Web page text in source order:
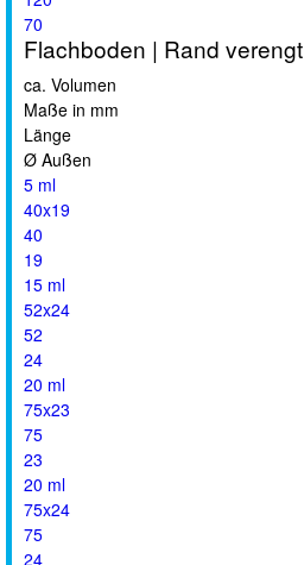
70
Flachboden | Rand verengt
ca. Volumen
Maße in mm
Länge
Ø Außen
5 ml
40x19
40
19
15 ml
52x24
52
24
20 ml
75x23
75
23
20 ml
75x24
75
24